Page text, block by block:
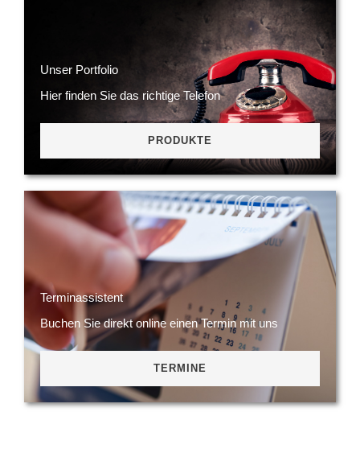
Unser Portfolio
Hier finden Sie das richtige Telefon
PRODUKTE
Terminassistent
Buchen Sie direkt online einen Termin mit uns
TERMINE